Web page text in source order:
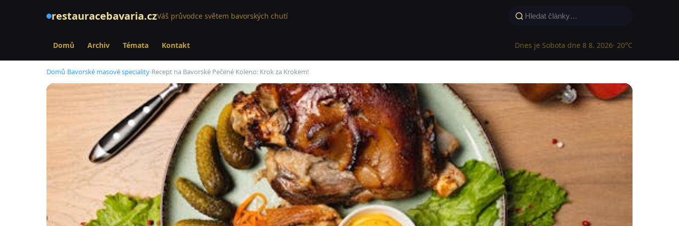
restauracebavaria.czVáš průvodce světem bavorských chutí
Domů Archiv Témata Kontakt Dnes je Sobota dne 8 8. 2026· 20°C
Domů›Bavorské masové speciality›Recept na Bavorské Pečené Koleno: Krok za Krokem!